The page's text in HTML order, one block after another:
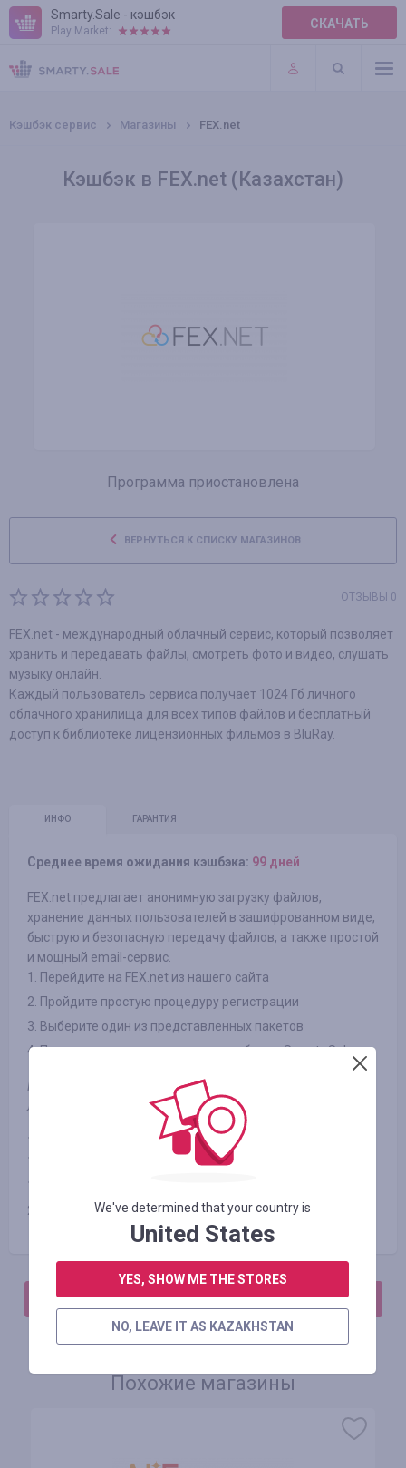
Smarty.Sale - кэшбэк
Play Market: СКАЧАТЬ
ПРАВИЛА
ПЛАГИНЫ
Кэшбэк сервис Магазины FEX.net
Кэшбэк в FEX.net (Казахстан)
Программа приостановлена
ВЕРНУТЬСЯ К СПИСКУ МАГАЗИНОВ
ОТЗЫВЫ 0
FEX.net - международный облачный сервис, который позволяет
хранить и передавать файлы, смотреть фото и видео, слушать
музыку онлайн.
Каждый пользователь сервиса получает 1024 Гб личного
облачного хранилища для всех типов файлов и бесплатный
доступ к библиотеке лицензионных фильмов в BluRay.
ИНФО ГАРАНТИЯ
Среднее время ожидания кэшбэка: 99 дней
FEX.net предлагает анонимную загрузку файлов,
хранение данных пользователей в зашифрованном виде,
быструю и безопасную передачу файлов, а также простой
и мощный email-сервис.
1. Перейдите на FEX.net из нашего сайта
2. Пройдите простую процедуру регистрации
3. Выберите один из представленных пакетов
4. Проведите оплату и получите кешбек от Smarty.Sale
Примечания: кешбек осуществляется при первой покупке
любого пакета от FEX.net
1024 Гб на 3 мес. за 90.00 UAH
1024 Гб на 6 мес. за 180.00 UAH
1024 Гб на 12 мес. за 330.00 UAH
2048 Гб на 12 мес. за 990.00 UAH
АВТОРИЗИРУЙТЕСЬ, ЧТОБЫ ОСТАВИТЬ ОТЗЫВ
Похожие магазины
We've determined that your country is
United States
YES, SHOW ME THE STORES
NO, LEAVE IT AS KAZAKHSTAN